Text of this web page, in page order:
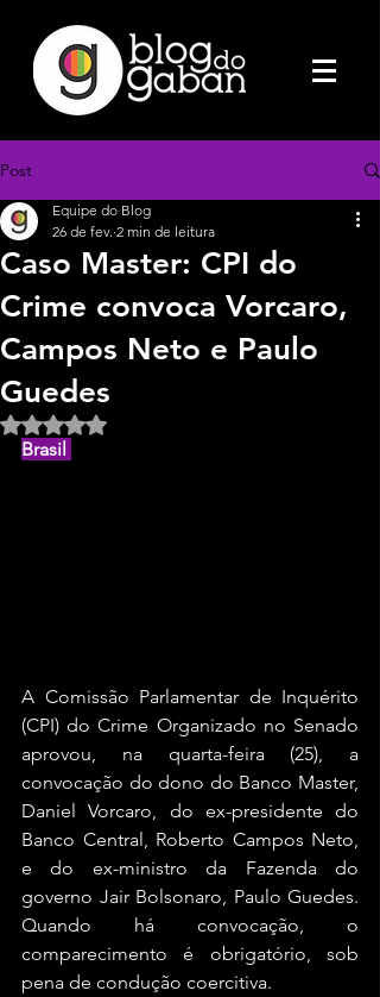
Post
Caso Master: CPI do
Crime convoca Vorcaro,
Campos Neto e Paulo
Guedes
Equipe do Blog
26 de fev. 2 min de leitura
Avaliado com NaN de 5 estrelas.
Brasil
A Comissão Parlamentar de Inquérito
(CPI) do Crime Organizado no Senado
aprovou, na quarta-feira (25), a
convocação do dono do Banco Master,
Daniel Vorcaro, do ex-presidente do
Banco Central, Roberto Campos Neto,
e do ex-ministro da Fazenda do
governo Jair Bolsonaro, Paulo Guedes.
Quando há convocação, o
comparecimento é obrigatório, sob
pena de condução coercitiva.